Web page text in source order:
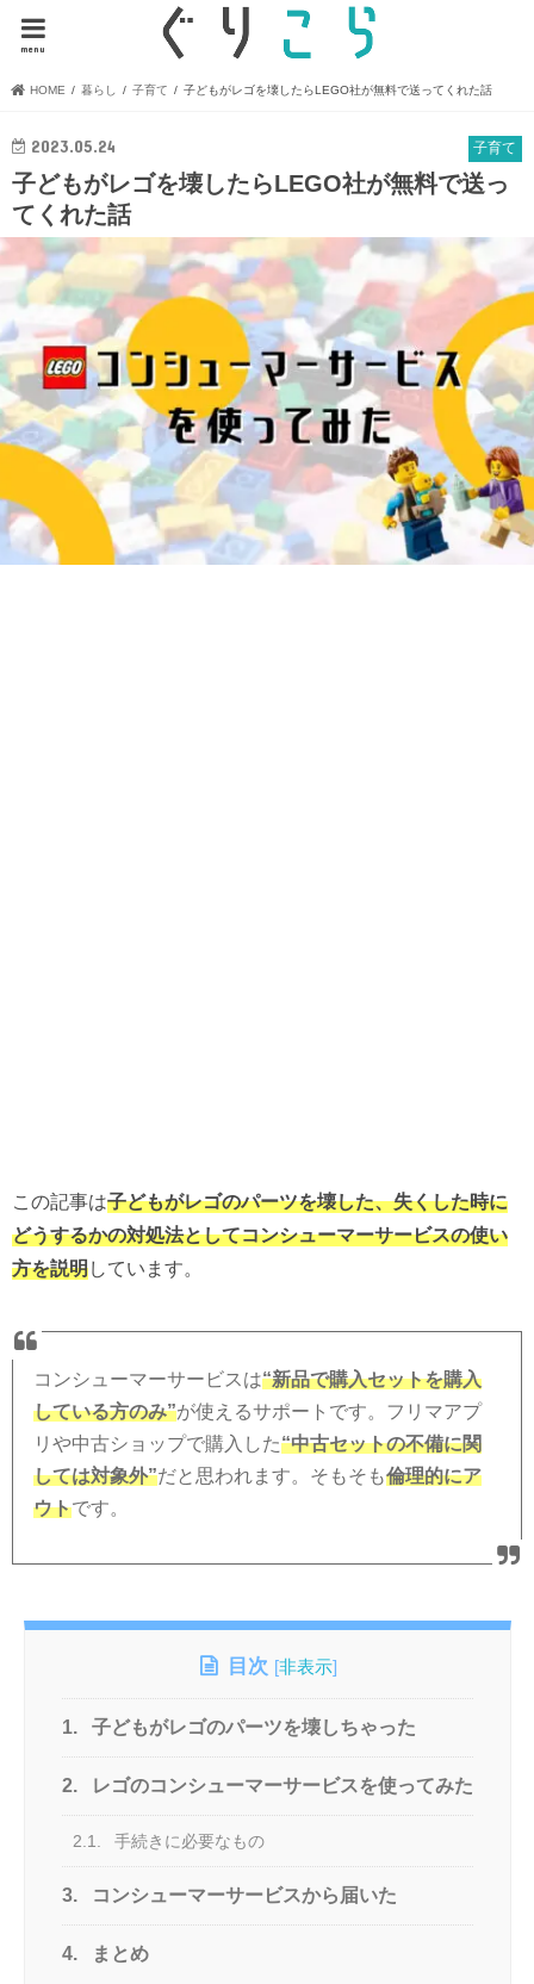
menu
HOME 暮らし 子育て 子どもがレゴを壊したらLEGO社が無料で送ってくれた話
子育て
2023.05.24
子どもがレゴを壊したらLEGO社が無料で送っ
てくれた話
この記事は子どもがレゴのパーツを壊した、失くした時に
どうするかの対処法としてコンシューマーサービスの使い
方を説明しています。
コンシューマーサービスは“新品で購入セットを購入
している方のみ”が使えるサポートです。フリマアプ
リや中古ショップで購入した“中古セットの不備に関
しては対象外”だと思われます。そもそも倫理的にア
ウトです。
目次 [非表示]
1. 子どもがレゴのパーツを壊しちゃった
2. レゴのコンシューマーサービスを使ってみた
2.1. 手続きに必要なもの
3. コンシューマーサービスから届いた
4. まとめ